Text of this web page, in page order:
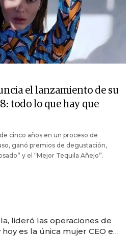
el lanzamiento de su
todo lo que hay que
cinco años en un proceso de
ganó premios de degustación,
y el “Mejor Tequila Añejo”.
lideró las operaciones de
hoy es la única mujer CEO en